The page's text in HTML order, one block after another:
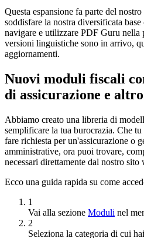
Questa espansione fa parte del
soddisfare la nostra diversificata
navigare e utilizzare PDF Guru
versioni linguistiche sono in arrivo,
aggiornamenti.
Nuovi moduli fiscali
di assicurazione e altro
Abbiamo creato una libreria di
semplificare la tua burocrazia. Che tu
fare richiesta per un'assicurazione o
amministrative, ora puoi trovare,
necessari direttamente dal nostro sito
Ecco una guida rapida su come
1
Vai alla sezione Moduli nel
2
Seleziona la categoria di cui